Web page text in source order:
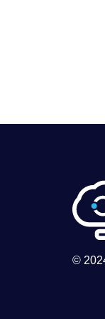
©